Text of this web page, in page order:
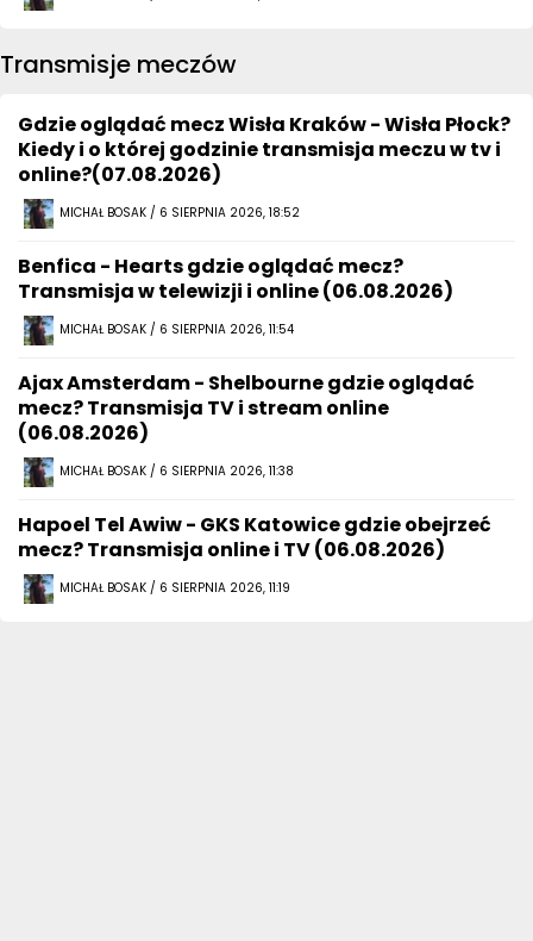
Transmisje meczów
Gdzie oglądać mecz Wisła Kraków - Wisła Płock?
Kiedy i o której godzinie transmisja meczu w tv i
online?(07.08.2026)
MICHAŁ BOSAK / 6 SIERPNIA 2026, 18:52
Benfica - Hearts gdzie oglądać mecz?
Transmisja w telewizji i online (06.08.2026)
MICHAŁ BOSAK / 6 SIERPNIA 2026, 11:54
Ajax Amsterdam - Shelbourne gdzie oglądać
mecz? Transmisja TV i stream online
(06.08.2026)
MICHAŁ BOSAK / 6 SIERPNIA 2026, 11:38
Hapoel Tel Awiw - GKS Katowice gdzie obejrzeć
mecz? Transmisja online i TV (06.08.2026)
MICHAŁ BOSAK / 6 SIERPNIA 2026, 11:19